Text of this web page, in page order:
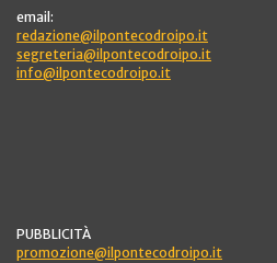
email:
redazione@ilpontecodroipo.it
segreteria@ilpontecodroipo.it
info@ilpontecodroipo.it
PUBBLICITÀ
promozione@ilpontecodroipo.it